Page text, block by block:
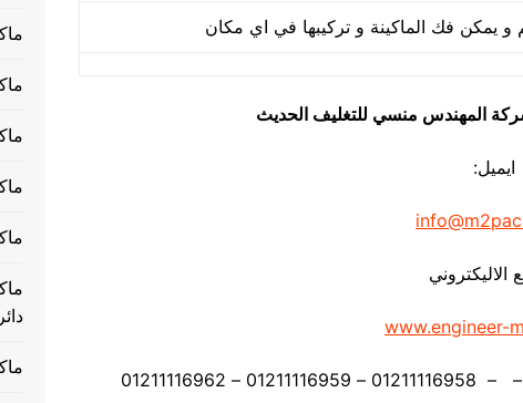
شركة المهندس منسي للتغليف الحديث
ايميل:
الاليكتروني
www.engineer-